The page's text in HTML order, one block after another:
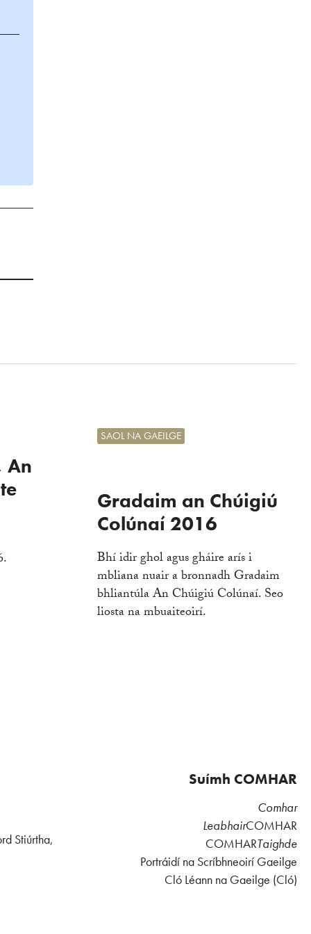
An
Gradaim an Chúigiú
Colúnaí 2016
SAOL NA GAEILGE
Bhí idir ghol agus gháire arís i
mbliana nuair a bronnadh Gradaim
bhliantúla An Chúigiú Colúnaí. Seo
liosta na mbuaiteoirí.
Stiúrtha,
Suímh COMHAR
Comhar
LeabhairCOMHAR
COMHARTaighde
Portráidí na Scríbhneoirí Gaeilge
Cló Léann na Gaeilge (Cló)